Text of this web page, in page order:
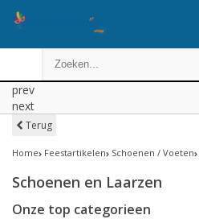
prev
next
Terug
Home Feestartikelen Schoenen / Voeten
Schoenen en Laarzen
Onze top categorieen